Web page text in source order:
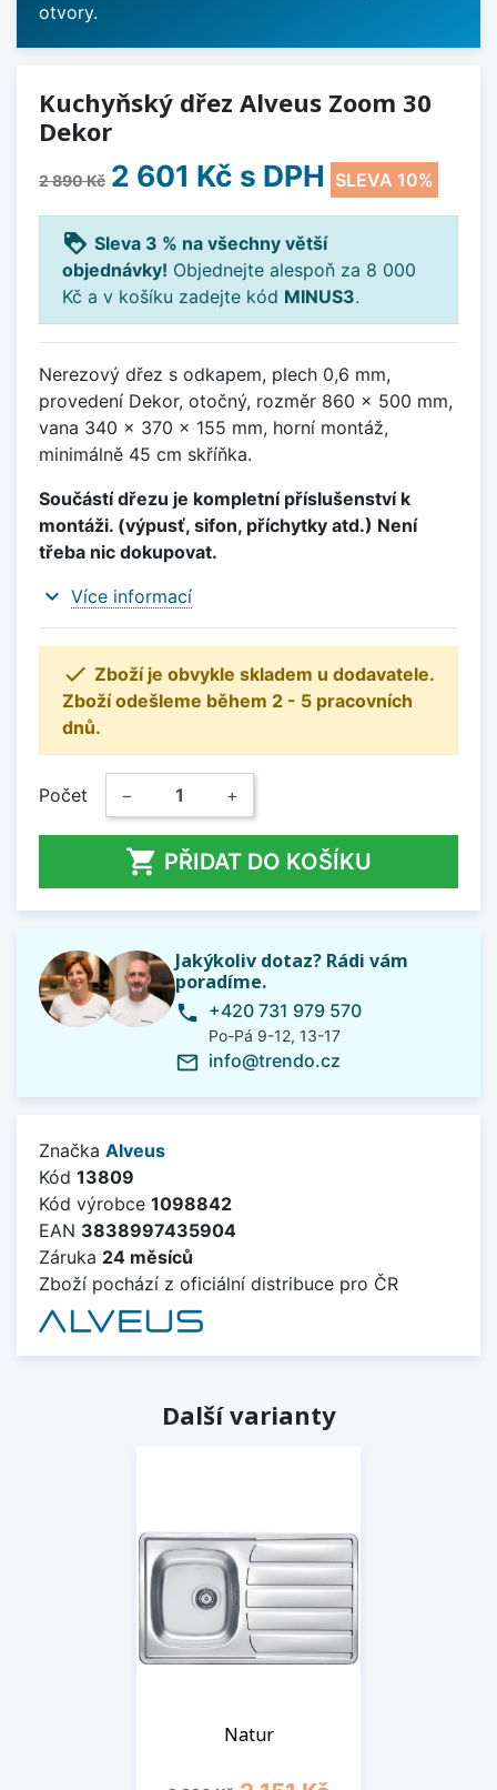
otvory.
Kuchyňský dřez Alveus Zoom 30
Dekor
2 890 Kč 2 601 Kč s DPH SLEVA 10%
loyalty Sleva 3 % na všechny větší
objednávky! Objednejte alespoň za 8 000
Kč a v košíku zadejte kód MINUS3.
Nerezový dřez s odkapem, plech 0,6 mm,
provedení Dekor, otočný, rozměr 860 x 500 mm,
vana 340 x 370 x 155 mm, horní montáž,
minimálně 45 cm skříňka.
Součástí dřezu je kompletní příslušenství k
montáži. (výpusť, sifon, příchytky atd.) Není
třeba nic dokupovat.
expand_more Více informací
 Zboží je obvykle skladem u dodavatele.
Zboží odešleme během 2 - 5 pracovních
dnů.
Počet − +
 PŘIDAT DO KOŠÍKU
Jakýkoliv dotaz? Rádi vám
poradíme.
phone +420 731 979 570
Po-Pá 9-12, 13-17
mail_outline info@trendo.cz
Značka Alveus
Kód 13809
Kód výrobce 1098842
EAN 3838997435904
Záruka 24 měsíců
Zboží pochází z oficiální distribuce pro ČR
Další varianty
Natur